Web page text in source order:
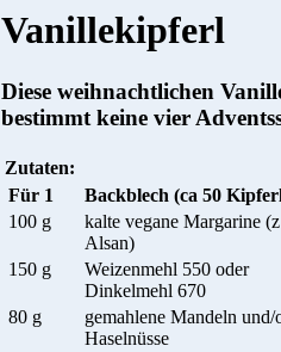
Vanillekipferl
Diese weihnachtlichen
bestimmt keine vier
Zutaten:
Für 1
Backblech (ca 50
100 g
kalte vegane Margarine
Alsan)
150 g
Weizenmehl 550 oder
Dinkelmehl 670
80 g
gemahlene Mandeln und/
Haselnüsse